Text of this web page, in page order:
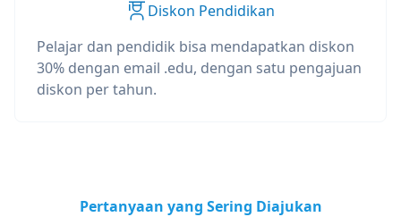
Diskon Pendidikan
Pelajar dan pendidik bisa mendapatkan diskon
30% dengan email .edu, dengan satu pengajuan
diskon per tahun.
Pertanyaan yang Sering Diajukan